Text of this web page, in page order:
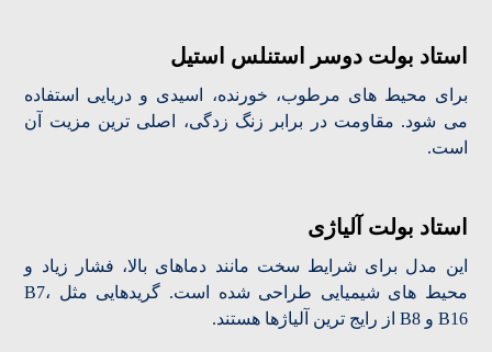
استاد بولت دوسر استنلس استیل
برای محیط های مرطوب، خورنده، اسیدی و دریایی استفاده
می شود. مقاومت در برابر زنگ زدگی، اصلی ترین مزیت آن
است.
استاد بولت آلیاژی
این مدل برای شرایط سخت مانند دماهای بالا، فشار زیاد و
محیط های شیمیایی طراحی شده است. گریدهایی مثل B7،
B16 و B8 از رایج ترین آلیاژها هستند.